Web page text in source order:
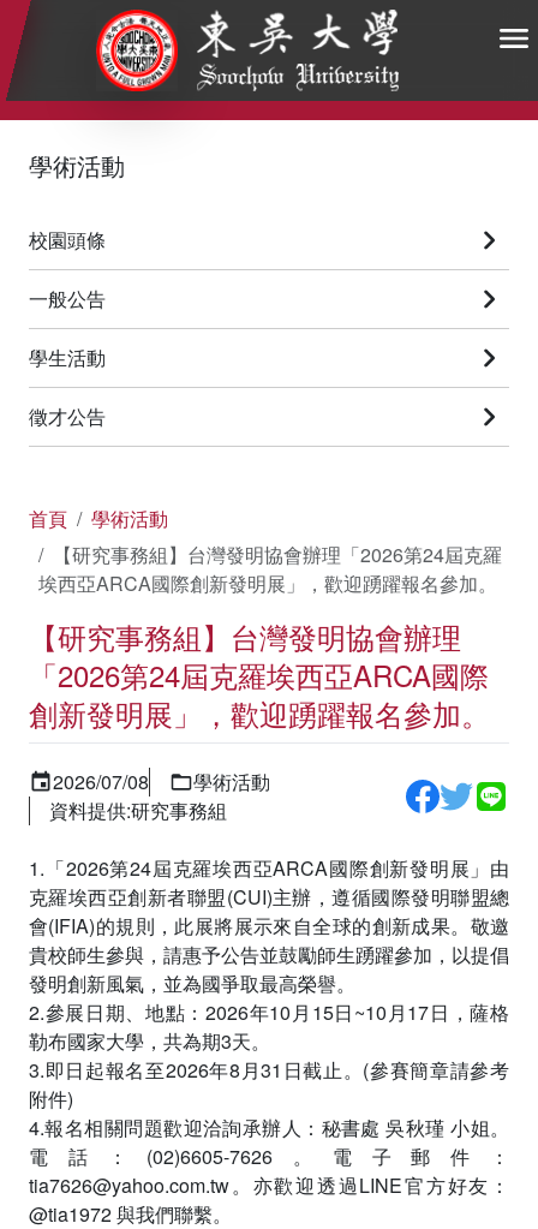
:::
學術活動
校園頭條
一般公告
學生活動
徵才公告
首頁
學術活動
【研究事務組】台灣發明協會辦理「2026第24屆克羅
埃西亞ARCA國際創新發明展」，歡迎踴躍報名參加。
【研究事務組】台灣發明協會辦理
「2026第24屆克羅埃西亞ARCA國際
創新發明展」，歡迎踴躍報名參加。
2026/07/08
學術活動
資料提供:研究事務組
1.「2026第24屆克羅埃西亞ARCA國際創新發明展」由
克羅埃西亞創新者聯盟(CUI)主辦，遵循國際發明聯盟總
會(IFIA)的規則，此展將展示來自全球的創新成果。敬邀
貴校師生參與，請惠予公告並鼓勵師生踴躍參加，以提倡
發明創新風氣，並為國爭取最高榮譽。
2.參展日期、地點：2026年10月15日~10月17日，薩格
勒布國家大學，共為期3天。
3.即日起報名至2026年8月31日截止。(參賽簡章請參考
附件)
4.報名相關問題歡迎洽詢承辦人：秘書處 吳秋瑾 小姐。
電話：(02)6605-7626。電子郵件：
tia7626@yahoo.com.tw。亦歡迎透過LINE官方好友：
@tia1972 與我們聯繫。